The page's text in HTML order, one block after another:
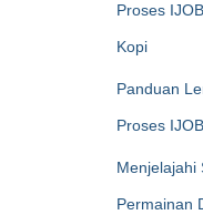
Proses
Kopi
Panduan
Proses
Menjelajahi
Permainan